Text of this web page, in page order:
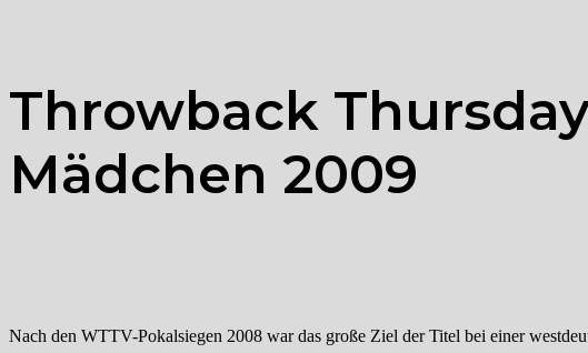
Throwback
Mädchen 2009
Nach den WTTV-Pokalsiegen 2008 war das große Ziel der Titel bei einer